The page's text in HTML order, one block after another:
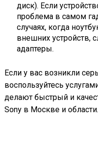
диск). Если
проблема в самом
случаях, когда
внешних устройств,
адаптеры.
Если у вас возникли
воспользуйтесь
делают быстрый и
Sony в Москве и области.